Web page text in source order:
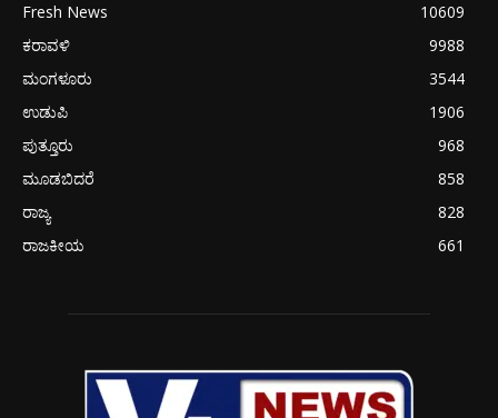
Fresh News
10609
ಕರಾವಳಿ
9988
ಮಂಗಳೂರು
3544
ಉಡುಪಿ
1906
ಪುತ್ತೂರು
968
ಮೂಡಬಿದರೆ
858
ರಾಜ್ಯ
828
ರಾಜಕೀಯ
661